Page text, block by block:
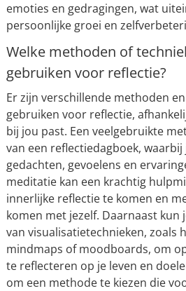
emoties en gedragingen, wat
persoonlijke groei en
Welke methoden of
gebruiken voor reflectie?
Er zijn verschillende methoden
gebruiken voor reflectie,
bij jou past. Een veelgebruikte
van een reflectiedagboek,
gedachten, gevoelens en
meditatie kan een krachtig
innerlijke reflectie te komen en
komen met jezelf. Daarnaast kun
van visualisatietechnieken, zoals
mindmaps of moodboards, om
te reflecteren op je leven en
om een methode te kiezen die